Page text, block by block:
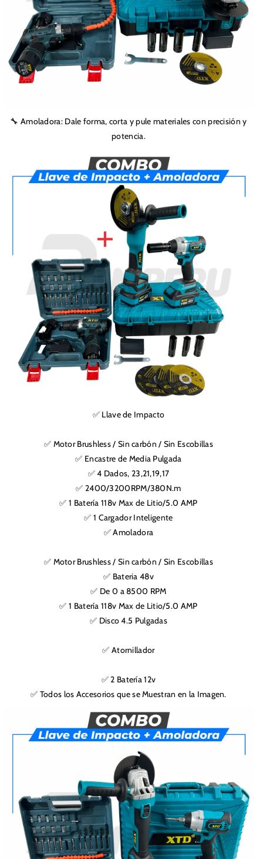
🔧 Amoladora: Dale forma, corta y pule materiales con precisión y
potencia.
✅ Llave de Impacto
✅ Motor Brushless / Sin carbón / Sin Escobillas
✅ Encastre de Media Pulgada
✅ 4 Dados, 23,21,19,17
✅ 2400/3200RPM/380N.m
✅ 1 Batería 118v Max de Litio/5.0 AMP
✅ 1 Cargador Inteligente
✅ Amoladora
✅ Motor Brushless / Sin carbón / Sin Escobillas
✅ Bateria 48v
✅ De 0 a 8500 RPM
✅ 1 Batería 118v Max de Litio/5.0 AMP
✅ Disco 4.5 Pulgadas
✅ Atornillador
✅ 2 Batería 12v
✅ Todos los Accesorios que se Muestran en la Imagen.